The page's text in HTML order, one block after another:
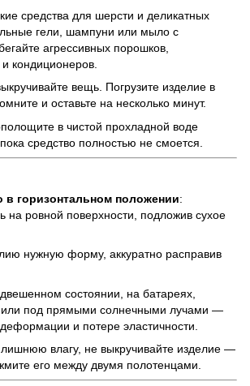
средства для шерсти и деликатных
гели, шампуни или мыло с
агрессивных порошков,
кондиционеров.
вещь. Погрузите изделие в
и оставьте на несколько минут.
в чистой прохладной воде
средство полностью не смоется.
в горизонтальном положении:
на ровной поверхности, подложив сухое
нужную форму, аккуратно расправив
состоянии, на батареях,
или под прямыми солнечными лучами —
и потере эластичности.
влагу, не выкручивайте изделие —
его между двумя полотенцами.